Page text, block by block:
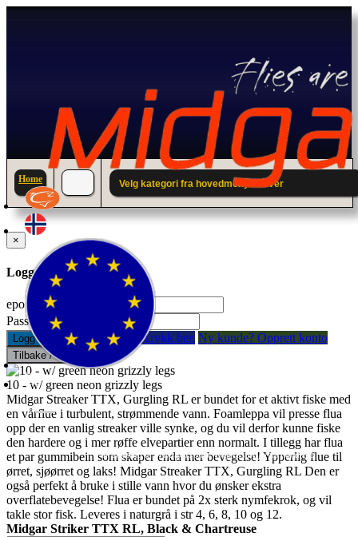
Fluer Fluefiske Fluebinding Kurs & Guiding
- direktesalg til privatpersoner, engrossalg til forhandlere
Home Velg kategori fra hovedmenyen over
×
Logg inn til din konto.
epostadresse:
Passord:
Logg inn Glemt passord? Trykk her. Ny kunde? Opprett konto
Tilbake / Lukk
10 - w/ green neon grizzly legs
Midgar Streaker TTX, Gurgling RL er bundet for et aktivt fiske med
en vårflue i turbulent, strømmende vann. Foamleppa vil presse flua
opp der en vanlig streaker ville synke, og du vil derfor kunne fiske
den hardere og i mer røffe elvepartier enn normalt. I tillegg har flua
et par gummibein som skaper enda mer bevegelse! Ypperlig flue til
ørret, sjøørret og laks! Midgar Streaker TTX, Gurgling RL Den er
også perfekt å bruke i stille vann hvor du ønsker ekstra
overflatebevegelse! Flua er bundet på 2x sterk nymfekrok, og vil
takle stor fisk. Leveres i naturgrå i str 4, 6, 8, 10 og 12.
Midgar Striker TTX RL, Black & Chartreuse